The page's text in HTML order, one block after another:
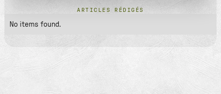
ARTICLES RÉDIGÉS
No items found.